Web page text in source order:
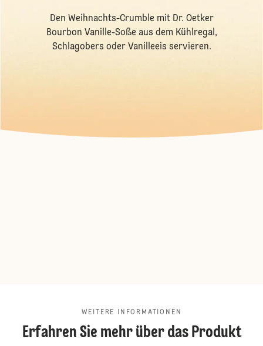
Den Weihnachts-Crumble mit Dr. Oetker
Bourbon Vanille-Soße aus dem Kühlregal,
Schlagobers oder Vanilleeis servieren.
WEITERE INFORMATIONEN
Erfahren Sie mehr über das Produkt